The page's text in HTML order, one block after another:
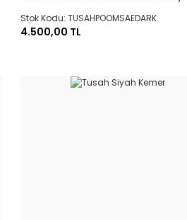
Stok Kodu: TUSAHPOOMSAEDARK
4.500,00 TL